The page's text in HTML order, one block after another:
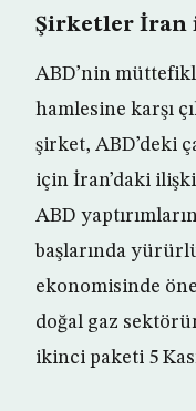
Şirketler İran
ABD’nin
hamlesine karşı
şirket, ABD’deki
için İran’daki
ABD
başlarında
ekonomisinde
doğal gaz
ikinci paketi 5